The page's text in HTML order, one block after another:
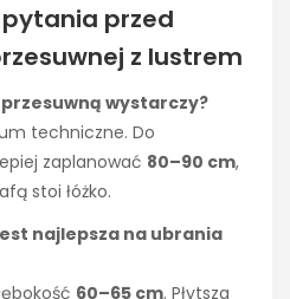
pytania przed
z lustrem
wystarczy?
techniczne. Do
zaplanować 80–90 cm,
stoi łóżko.
najlepsza na ubrania
60–65 cm. Płytsza